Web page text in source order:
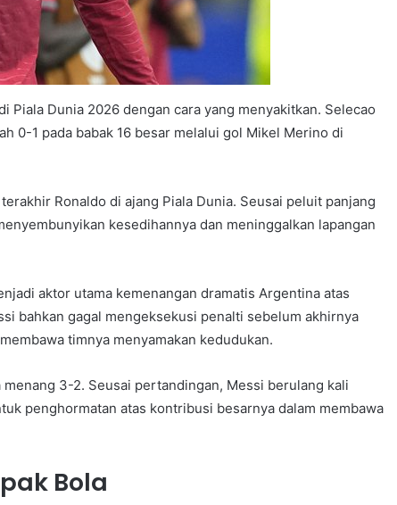
Dunia 2026 dengan cara yang menyakitkan. Selecao
0-1 pada babak 16 besar melalui gol Mikel Merino di
Ronaldo di ajang Piala Dunia. Seusai peluit panjang
kesedihannya dan meninggalkan lapangan
aktor utama kemenangan dramatis Argentina atas
bahkan gagal mengeksekusi penalti sebelum akhirnya
timnya menyamakan kedudukan.
3-2. Seusai pertandingan, Messi berulang kali
penghormatan atas kontribusi besarnya dalam membawa
Bola